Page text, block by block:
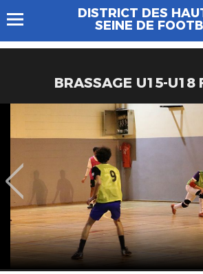
DISTRICT DES
SEINE DE
BRASSAGE U15-U18